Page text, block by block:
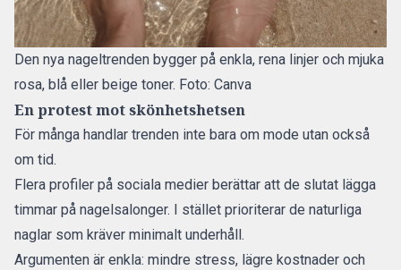
Den nya nageltrenden bygger på enkla, rena linjer och mjuka
rosa, blå eller beige toner. Foto: Canva
En protest mot skönhetshetsen
För många handlar trenden inte bara om mode utan också
om tid.
Flera profiler på sociala medier berättar att de slutat lägga
timmar på nagelsalonger. I stället prioriterar de naturliga
naglar som kräver minimalt underhåll.
Argumenten är enkla: mindre stress, lägre kostnader och